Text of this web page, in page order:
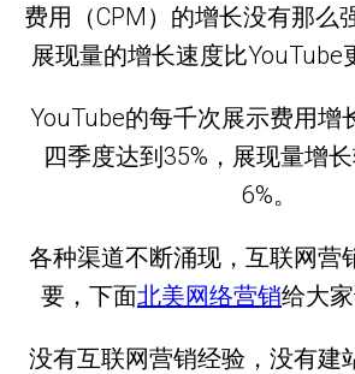
费用（CPM）的增长没有那么
展现量的增长速度比YouTube
YouTube的每千次展示费用增
四季度达到35%，展现量增
6%。
各种渠道不断涌现，互联网营
要，下面北美网络营销给大
没有互联网营销经验，没有建